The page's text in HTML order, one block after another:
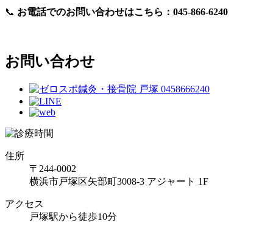
📞 お電話でのお問い合わせはこちら：045-866-6240
お問い合わせ
住所
〒244-0002
横浜市戸塚区矢部町3008-3 アジャート 1F
アクセス
戸塚駅から徒歩10分